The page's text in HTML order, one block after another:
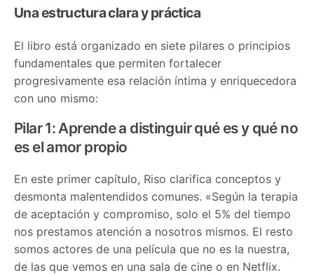
Una estructura clara y práctica
El libro está organizado en siete pilares o principios
fundamentales que permiten fortalecer
progresivamente esa relación íntima y enriquecedora
con uno mismo:
Pilar 1: Aprende a distinguir qué es y qué no
es el amor propio
En este primer capítulo, Riso clarifica conceptos y
desmonta malentendidos comunes. «Según la terapia
de aceptación y compromiso, solo el 5% del tiempo
nos prestamos atención a nosotros mismos. El resto
somos actores de una película que no es la nuestra,
de las que vemos en una sala de cine o en Netflix.